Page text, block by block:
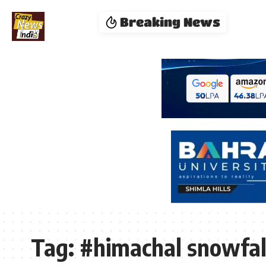
Breaking News
Tag:#himachal